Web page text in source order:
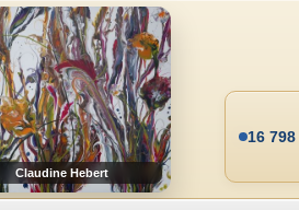
Claudine Hebert
16 798